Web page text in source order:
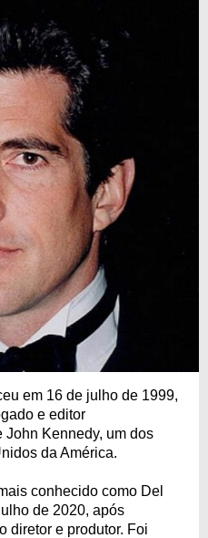
em 16 de julho de 1999,
e editor
Kennedy, um dos
da América.
conhecido como Del
de 2020, após
diretor e produtor. Foi